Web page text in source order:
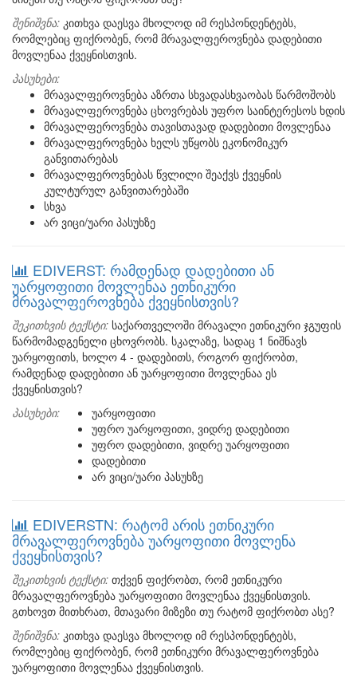
შენიშვნა: კითხვა დაესვა მხოლოდ იმ რესპონდენტებს,
რომლებიც ფიქრობენ, რომ მრავალფეროვნება დადებითი
მოვლენაა ქვეყნისთვის.
პასუხები:
მრავალფეროვნება აზრთა სხვადასხვაობას წარმოშობს
მრავალფეროვნება ცხოვრებას უფრო საინტერესოს ხდის
მრავალფეროვნება თავისთავად დადებითი მოვლენაა
მრავალფეროვნება ხელს უწყობს ეკონომიკურ
განვითარებას
მრავალფეროვნებას წვლილი შეაქვს ქვეყნის
კულტურულ განვითარებაში
სხვა
არ ვიცი/უარი პასუხზე
EDIVERST: რამდენად დადებითი ან
უარყოფითი მოვლენაა ეთნიკური
მრავალფეროვნება ქვეყნისთვის?
შეკითხვის ტექსტი: საქართველოში მრავალი ეთნიკური ჯგუფის
წარმომადგენელი ცხოვრობს. სკალაზე, სადაც 1 ნიშნავს
უარყოფითს, ხოლო 4 - დადებითს, როგორ ფიქრობთ,
რამდენად დადებითი ან უარყოფითი მოვლენაა ეს
ქვეყნისთვის?
პასუხები:
უარყოფითი
უფრო უარყოფითი, ვიდრე დადებითი
უფრო დადებითი, ვიდრე უარყოფითი
დადებითი
არ ვიცი/უარი პასუხზე
EDIVERSTN: რატომ არის ეთნიკური
მრავალფეროვნება უარყოფითი მოვლენა
ქვეყნისთვის?
შეკითხვის ტექსტი: თქვენ ფიქრობთ, რომ ეთნიკური
მრავალფეროვნება უარყოფითი მოვლენაა ქვეყნისთვის.
გთხოვთ მითხრათ, მთავარი მიზეზი თუ რატომ ფიქრობთ ასე?
შენიშვნა: კითხვა დაესვა მხოლოდ იმ რესპონდენტებს,
რომლებიც ფიქრობენ, რომ ეთნიკური მრავალფეროვნება
უარყოფითი მოვლენაა ქვეყნისთვის.